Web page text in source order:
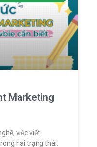
Marketing
việc viết
hai trạng thái: